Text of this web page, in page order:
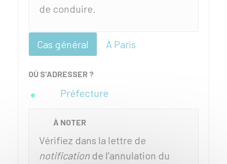
de conduire.
Cas général À Paris
OÙ S'ADRESSER ?
Préfecture
À NOTER
Vérifiez dans la lettre de
notification de l'annulation du